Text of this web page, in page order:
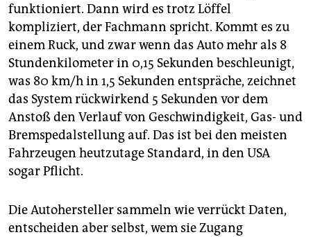
funktioniert. Dann wird es trotz Löffel
kompliziert, der Fachmann spricht. Kommt es zu
einem Ruck, und zwar wenn das Auto mehr als 8
Stundenkilometer in 0,15 Sekunden beschleunigt,
was 80 km/h in 1,5 Sekunden entspräche, zeichnet
das System rückwirkend 5 Sekunden vor dem
Anstoß den Verlauf von Geschwindigkeit, Gas- und
Bremspedalstellung auf. Das ist bei den meisten
Fahrzeugen heutzutage Standard, in den USA
sogar Pflicht.
Die Autohersteller sammeln wie verrückt Daten,
entscheiden aber selbst, wem sie Zugang